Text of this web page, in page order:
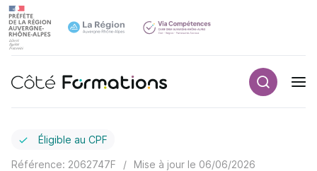
Navigation principale
Éligible au CPF
Référence: 2062747F / Mise à jour le 06/06/2026